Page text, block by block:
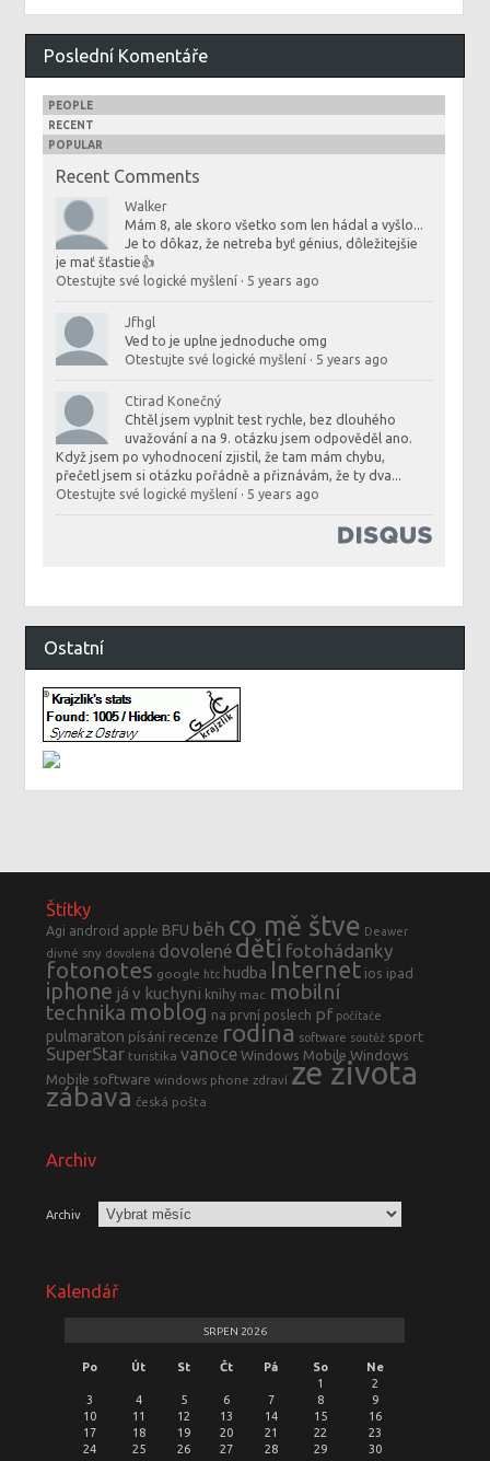
Poslední Komentáře
PEOPLE
RECENT
POPULAR
Recent Comments
Walker
Mám 8, ale skoro všetko som len hádal a vyšlo...
Je to dôkaz, že netreba byť génius, dôležitejšie
je mať šťastie👍
Otestujte své logické myšlení · 5 years ago
Jfhgl
Ved to je uplne jednoduche omg
Otestujte své logické myšlení · 5 years ago
Ctirad Konečný
Chtěl jsem vyplnit test rychle, bez dlouhého
uvažování a na 9. otázku jsem odpověděl ano.
Když jsem po vyhodnocení zjistil, že tam mám chybu,
přečetl jsem si otázku pořádně a přiznávám, že ty dva...
Otestujte své logické myšlení · 5 years ago
Ostatní
Štítky
Agi android apple BFU běh co mě štve Deawer
divné sny dovolená dovolené děti fotohádanky
fotonotes google htc hudba Internet ios ipad
iphone já v kuchyni knihy mac mobilní
technika moblog na první poslech pf počítače
pulmaraton písání recenze rodina software soutěž sport
SuperStar turistika vanoce Windows Mobile Windows
Mobile software windows phone zdraví ze života
zábava česká pošta
Archiv
Archiv
Kalendář
SRPEN 2026
Po Út St Čt Pá So
Ne
1
2
3
4 5 6 7 8
9
10
11 12 13 14 15
16
17
18 19 20 21 22
23
24
25 26 27 28 29
30